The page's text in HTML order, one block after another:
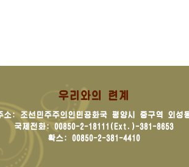
우리와의 련계
소: 조선민주주의인민공화국 평양시 중구역 외성
국제전화: 00850-2-18111(Ext.)-381-8653
확스: 00850-2-381-4410